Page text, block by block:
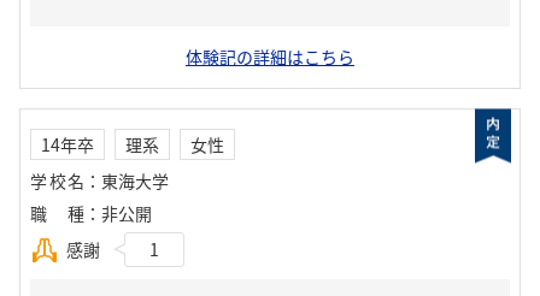
体験記の詳細はこちら
14年卒 理系
女性
学校名 ： 東海大学
職種 ： 非公開
感謝
1